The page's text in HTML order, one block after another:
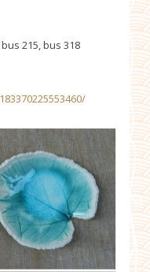
215, bus 318